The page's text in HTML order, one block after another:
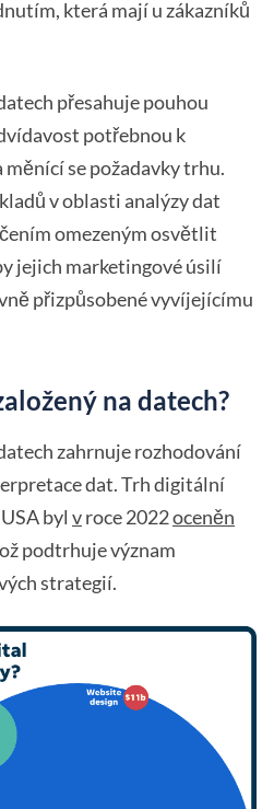
která mají u zákazníků
přesahuje pouhou
potřebnou k
měnící se požadavky trhu.
v oblasti analýzy dat
omezeným osvětlit
jejich marketingové úsilí
přizpůsobené vyvíjejícímu
na datech?
zahrnuje rozhodování
dat. Trh digitální
byl vroce 2022oceněn
podtrhuje význam
strategií.